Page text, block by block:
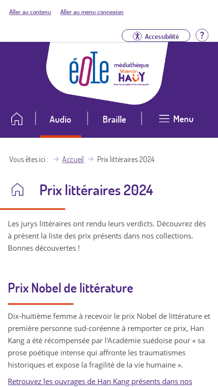
Aller au contenu Aller au menu connexion
Accessibilité
Audio Braille Menu
Vous êtes ici Accueil Prix littéraires 2024
Prix littéraires 2024
Les jurys littéraires ont rendu leurs verdicts. Découvrez dès
à présent la liste des prix présents dans nos collections.
Bonnes découvertes !
Prix Nobel de littérature
Dix-huitième femme à recevoir le prix Nobel de littérature et
première personne sud-coréenne à remporter ce prix, Han
Kang a été récompensée par l'Académie suédoise pour « sa
prose poétique intense qui affronte les traumatismes
historiques et expose la fragilité de la vie humaine ».
Retrouvez les ouvrages de Han Kang présents dans nos